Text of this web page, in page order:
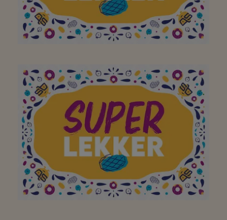
Bedankt om elke dag
voor ons klaar te staan!